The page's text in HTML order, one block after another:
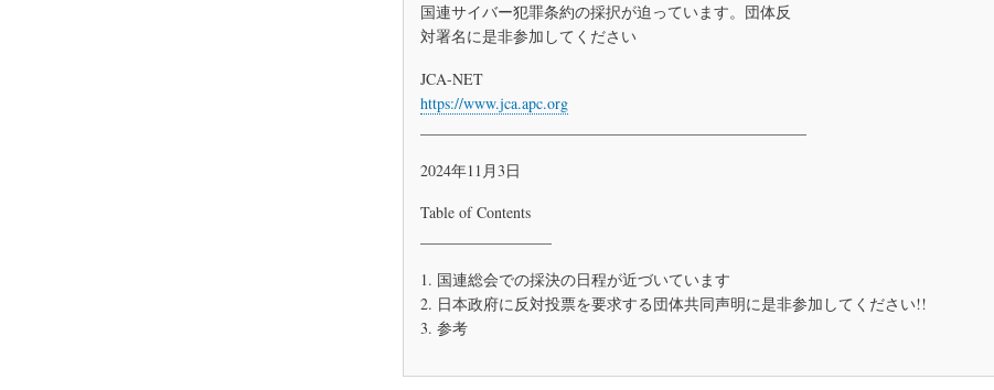
ま
反
国連サイバー犯罪条約の採択が迫っています。団体反
対署名に是非参加してください
JCA-NET
https://www.jca.apc.org
2024年11月3日
Table of Contents
1. 国連総会での採決の日程が近づいています
2. 日本政府に反対投票を要求する団体共同声明に是非参加してください!!
3. 参考